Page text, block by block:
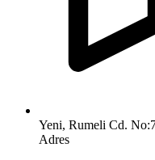
Yeni, Rumeli Cd.
Adres